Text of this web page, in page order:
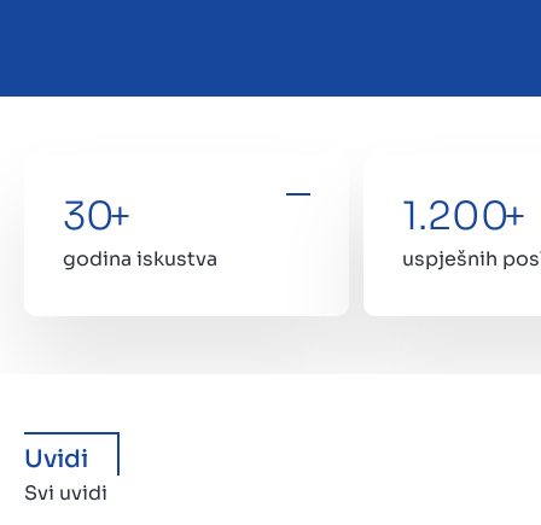
30+
godina iskustva
1.200+
uspješnih
Uvidi
Svi uvidi